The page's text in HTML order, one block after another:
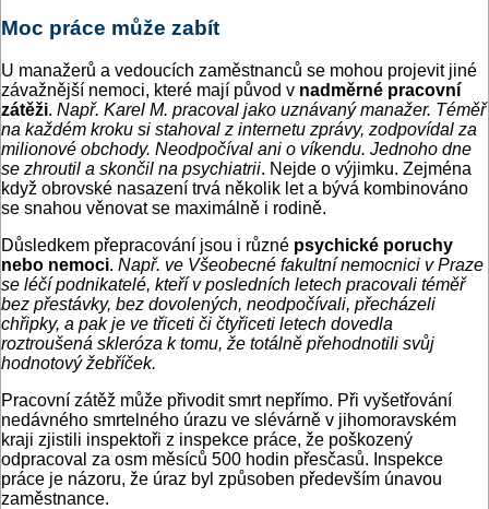
Moc práce může zabít
U manažerů a vedoucích zaměstnanců se mohou projevit jiné
závažnější nemoci, které mají původ v nadměrné pracovní
zátěži. Např. Karel M. pracoval jako uznávaný manažer. Téměř
na každém kroku si stahoval z internetu zprávy, zodpovídal za
milionové obchody. Neodpočíval ani o víkendu. Jednoho dne
se zhroutil a skončil na psychiatrii. Nejde o výjimku. Zejména
když obrovské nasazení trvá několik let a bývá kombinováno
se snahou věnovat se maximálně i rodině.
Důsledkem přepracování jsou i různé psychické poruchy
nebo nemoci. Např. ve Všeobecné fakultní nemocnici v Praze
se léčí podnikatelé, kteří v posledních letech pracovali téměř
bez přestávky, bez dovolených, neodpočívali, přecházeli
chřipky, a pak je ve třiceti či čtyřiceti letech dovedla
roztroušená skleróza k tomu, že totálně přehodnotili svůj
hodnotový žebříček.
Pracovní zátěž může přivodit smrt nepřímo. Při vyšetřování
nedávného smrtelného úrazu ve slévárně v jihomoravském
kraji zjistili inspektoři z inspekce práce, že poškozený
odpracoval za osm měsíců 500 hodin přesčasů. Inspekce
práce je názoru, že úraz byl způsoben především únavou
zaměstnance.